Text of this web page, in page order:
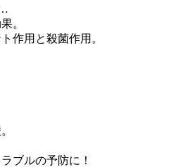
。
作用と殺菌作用。
ブルの予防に！